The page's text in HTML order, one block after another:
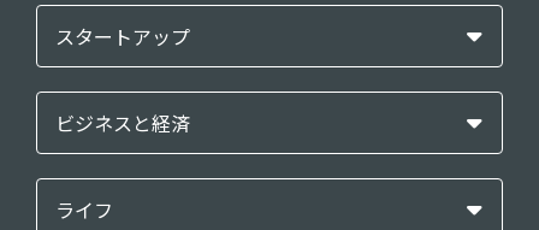
スタートアップ
ビジネスと経済
ライフ